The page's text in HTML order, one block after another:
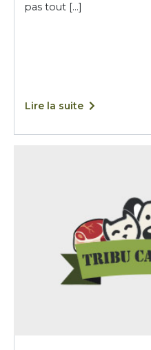
pas tout […]
Lire la suite